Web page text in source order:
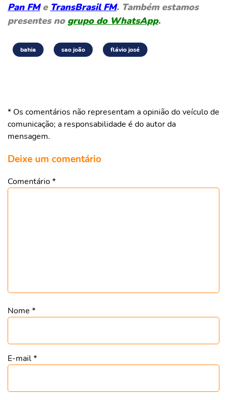
Pan FMe TransBrasil FM. Também estamos
presentes no grupo do WhatsApp.
bahia sao joão flávio josé
* Os comentários não representam a opinião do veículo de
comunicação; a responsabilidade é do autor da
mensagem.
Deixe um comentário
Comentário*
Nome *
E-mail*